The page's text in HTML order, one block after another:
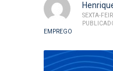
SEXTA-
EMPREGO